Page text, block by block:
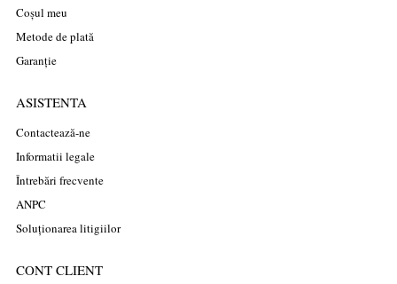
Coșul meu
Metode de plată
Garanție
ASISTENTA
Contactează-ne
Informatii legale
Întrebări frecvente
ANPC
Soluționarea litigiilor
CONT CLIENT